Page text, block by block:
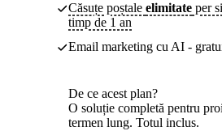
Căsuțe poștale elimitate per
timp de 1 an
Email marketing cu AI -
De ce acest plan?
O soluție completă pentru
termen lung. Totul inclus.